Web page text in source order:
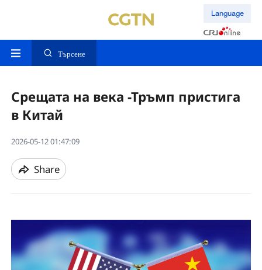
Language
Търсене
Срещата на века -Тръмп пристига
в Китай
2026-05-12 01:47:09
Share